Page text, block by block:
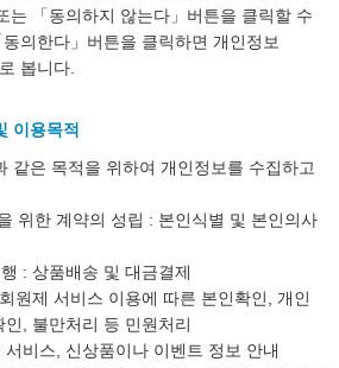
는 「동의하지 않는다」버튼을 클릭할 수
의한다」버튼을 클릭하면 개인정보
봅니다.
이용목적
같은 목적을 위하여 개인정보를 수집하고
위한 계약의 성립 : 본인식별 및 본인의사
: 상품배송 및 대금결제
원제 서비스 이용에 따른 본인확인, 개인
인, 불만처리 등 민원처리
서비스, 신상품이나 이벤트 정보 안내